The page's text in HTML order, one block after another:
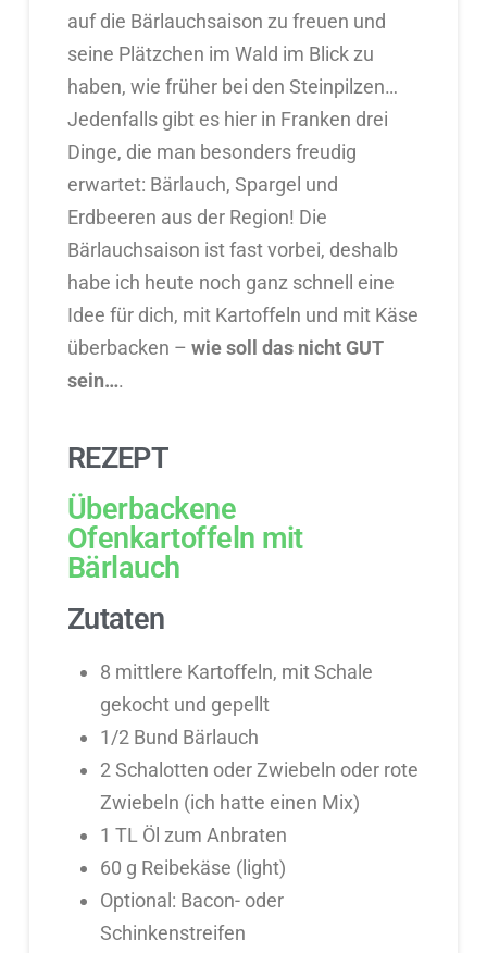
auf die Bärlauchsaison zu freuen und
seine Plätzchen im Wald im Blick zu
haben, wie früher bei den Steinpilzen…
Jedenfalls gibt es hier in Franken drei
Dinge, die man besonders freudig
erwartet: Bärlauch, Spargel und
Erdbeeren aus der Region! Die
Bärlauchsaison ist fast vorbei, deshalb
habe ich heute noch ganz schnell eine
Idee für dich, mit Kartoffeln und mit Käse
überbacken – wie soll das nicht GUT
sein….
REZEPT
Überbackene
Ofenkartoffeln mit
Bärlauch
Zutaten
8 mittlere Kartoffeln, mit Schale
gekocht und gepellt
1/2 Bund Bärlauch
2 Schalotten oder Zwiebeln oder rote
Zwiebeln (ich hatte einen Mix)
1 TL Öl zum Anbraten
60 g Reibekäse (light)
Optional: Bacon- oder
Schinkenstreifen